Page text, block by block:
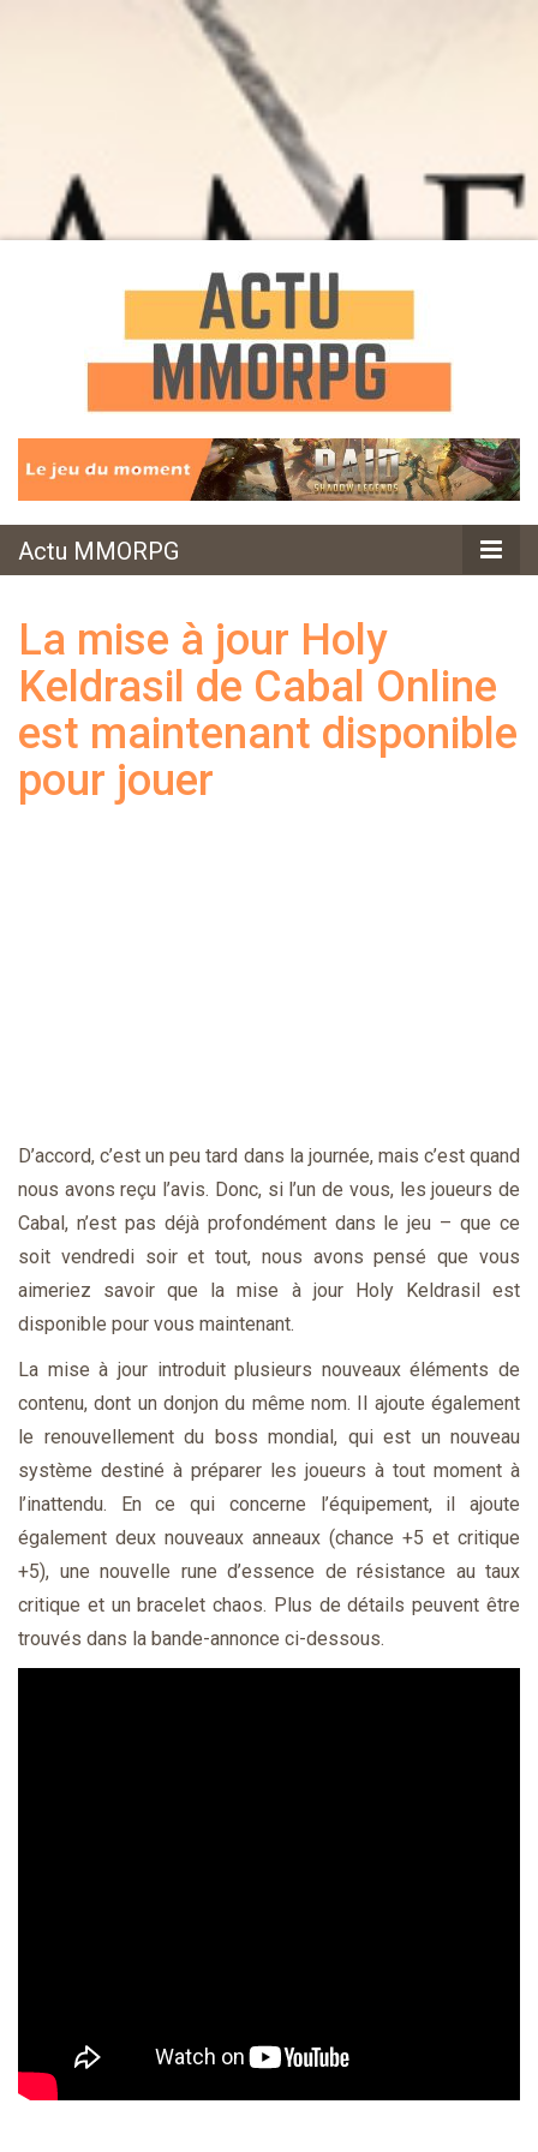
Actu
MMORPG
Actu MMORPG
La mise à jour Holy
Keldrasil de Cabal Online
est maintenant disponible
pour jouer
D’accord, c’est un peu tard dans la journée, mais c’est quand
nous avons reçu l’avis. Donc, si l’un de vous, les joueurs de
Cabal, n’est pas déjà profondément dans le jeu – que ce
soit vendredi soir et tout, nous avons pensé que vous
aimeriez savoir que la mise à jour Holy Keldrasil est
disponible pour vous maintenant.
La mise à jour introduit plusieurs nouveaux éléments de
contenu, dont un donjon du même nom. Il ajoute également
le renouvellement du boss mondial, qui est un nouveau
système destiné à préparer les joueurs à tout moment à
l’inattendu. En ce qui concerne l’équipement, il ajoute
également deux nouveaux anneaux (chance +5 et critique
+5), une nouvelle rune d’essence de résistance au taux
critique et un bracelet chaos. Plus de détails peuvent être
trouvés dans la bande-annonce ci-dessous.